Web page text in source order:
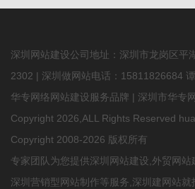
深圳网站建设公司地址：深圳市龙岗区平
2302 | 深圳做网站电话： 15811826684
华专网络网站建设服务品牌 | 深圳市华专
Copyright 2026,ALL Rights Reserved
Copyright 2008-2026 版权所有
专家团队为您提供深圳网站建设 外贸网站
深圳营销型网站制作等服务,深圳建网站就